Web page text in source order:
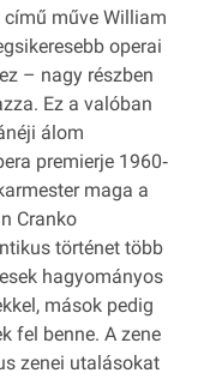
című műve William
operai
– nagy részben
Ez a valóban
álom
premierje 1960‐
maga a
Cranko
történet több
hagyományos
mások pedig
fel benne. A zene
zenei utalásokat